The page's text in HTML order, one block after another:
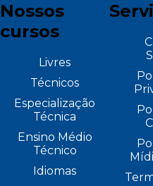
Nossos
cursos
Livres
Técnicos
Especialização
Técnica
Ensino Médio
Técnico
Idiomas